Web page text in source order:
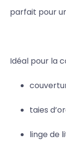
parfait pour
Idéal pour la
taies
linge de